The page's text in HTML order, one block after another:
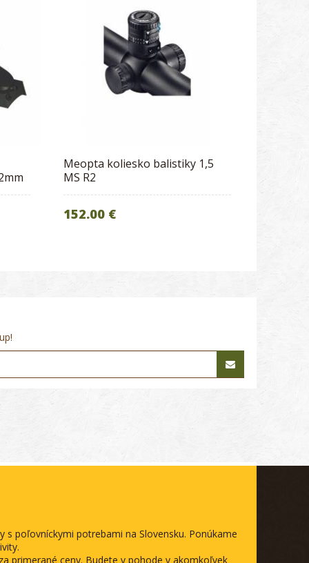
Meopta koliesko balistiky 1,5
MS R2
152.00 €
poľovníckymi potrebami na Slovensku. Ponúkame
primerané ceny. Budete v pohode v akomkoľvek